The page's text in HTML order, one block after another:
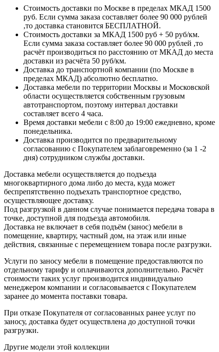
Стоимость доставки по Москве в пределах МКАД 1500
руб. Если сумма заказа составляет более 90 000 рублей
,то доставка становится БЕСПЛАТНОЙ.
Стоимость доставки за МКАД 1500 руб + 50 руб/км.
Если сумма заказа составляет более 90 000 рублей ,то
расчёт производиться по расстоянию от МКАД до места
доставки из расчёта 50 руб/км.
Доставка до транспортной компании (по Москве в
пределах МКАД) абсолютно бесплатно.
Доставка мебели по территории Москвы и Московской
области осуществляется собственным грузовым
автотранспортом, поэтому интервал доставки
составляет всего 4 часа.
Время доставки мебели с 8:00 до 19:00 ежедневно, кроме
понедельника.
Доставка производится по предварительному
согласованию с Покупателем заблаговременно (за 1 -2
дня) сотрудником службы доставки.
Доставка мебели осуществляется до подъезда
многоквартирного дома либо до места, куда может
беспрепятственно подъехать транспортное средство,
осуществляющее доставку.
Под разгрузкой в данном случае понимается передача товара в
точке, доступной для подъезда автомобиля.
Доставка не включает в себя подъём (занос) мебели в
помещение, квартиру, частный дом, на этаж или иные
действия, связанные с перемещением товара после разгрузки.
Услуги по заносу мебели в помещение предоставляются по
отдельному тарифу и оплачиваются дополнительно. Расчёт
стоимости таких услуг производится индивидуально
менеджером компании и согласовывается с Покупателем
заранее до момента поставки товара.
При отказе Покупателя от согласованных ранее услуг по
заносу, доставка будет осуществлена до доступной точки
разгрузки.
Другие модели этой коллекции